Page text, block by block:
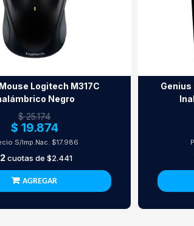
Logitech M317C
Negro
$ 25.174
$ 19.874
S/Imp.Nac. $17.986
cuotas de$2.441
AGREGAR
Genius